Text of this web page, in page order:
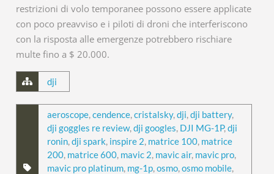
restrizioni di volo temporanee possono essere applicate
con poco preavviso e i piloti di droni che interferiscono
con la risposta alle emergenze potrebbero rischiare
multe fino a $ 20.000.
dji
aeroscope,cendence,cristalsky,dji,dji battery,
dji goggles re review,dji googles, DJI MG-1P,dji
ronin,dji spark, inspire 2, matrice 100, matrice
200, matrice 600, mavic 2, mavic air, mavic pro,
mavic pro platinum, mg-1p,osmo,osmo mobile,